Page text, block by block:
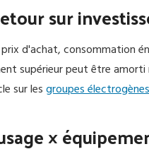
sur
d'achat, consommation
supérieur peut être
sur lesgroupes
×